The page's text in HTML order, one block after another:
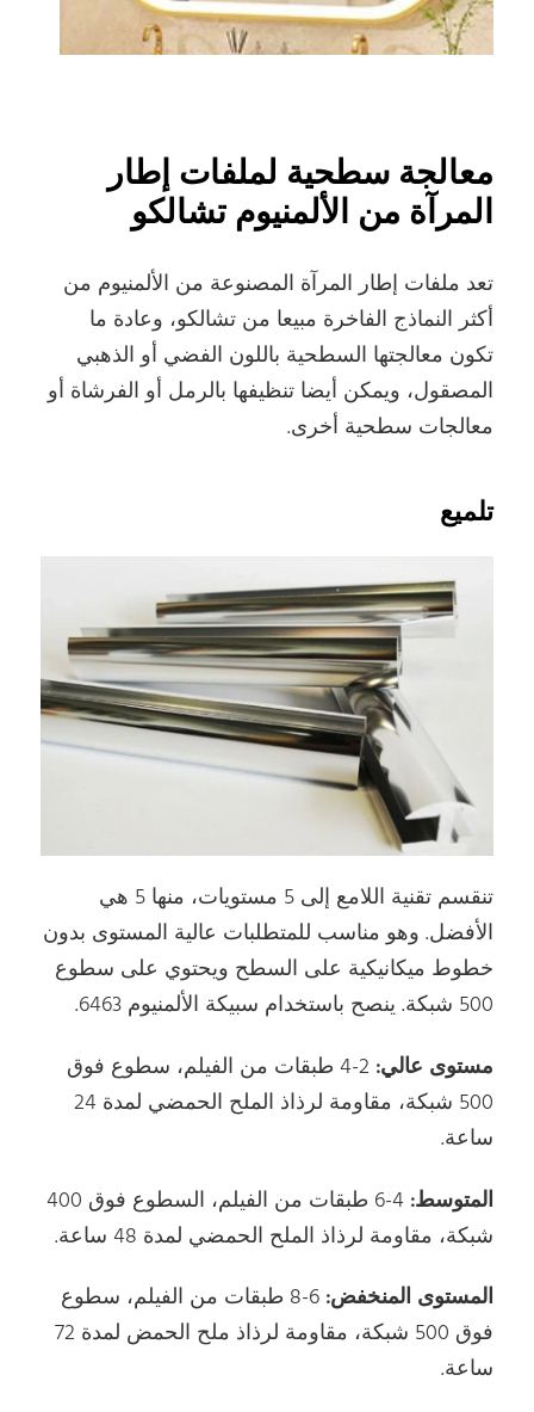
معالجة سطحية لملفات إطار
المرآة من الألمنيوم تشالكو
تعد ملفات إطار المرآة المصنوعة من الألمنيوم من
أكثر النماذج الفاخرة مبيعا من تشالكو، وعادة ما
تكون معالجتها السطحية باللون الفضي أو الذهبي
المصقول، ويمكن أيضا تنظيفها بالرمل أو الفرشاة أو
معالجات سطحية أخرى.
تلميع
تنقسم تقنية اللامع إلى 5 مستويات، منها 5 هي
الأفضل. وهو مناسب للمتطلبات عالية المستوى بدون
خطوط ميكانيكية على السطح ويحتوي على سطوع
500 شبكة. ينصح باستخدام سبيكة الألمنيوم 6463.
مستوى عالي:
2-4 طبقات من الفيلم، سطوع فوق
500 شبكة، مقاومة لرذاذ الملح الحمضي لمدة 24
ساعة.
المتوسط:
4-6 طبقات من الفيلم، السطوع فوق 400
شبكة، مقاومة لرذاذ الملح الحمضي لمدة 48 ساعة.
المستوى المنخفض:
6-8 طبقات من الفيلم، سطوع
فوق 500 شبكة، مقاومة لرذاذ ملح الحمض لمدة 72
ساعة.